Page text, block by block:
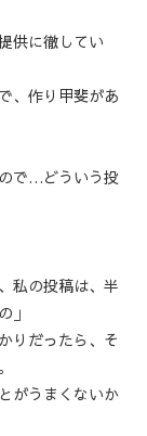
供に徹してい
、作り甲斐があ
で…どういう投
私の投稿は、半
」
りだったら、そ
がうまくないか